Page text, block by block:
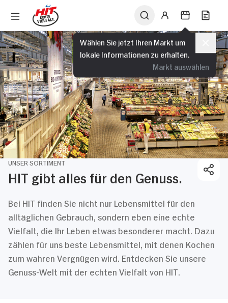
Wählen Sie jetzt Ihren Markt um
lokale Informationen zu erhalten.
Markt auswählen
UNSER SORTIMENT
HIT gibt alles für den Genuss.
Bei HIT finden Sie nicht nur Lebensmittel für den
alltäglichen Gebrauch, sondern eben eine echte
Vielfalt, die Ihr Leben etwas besonderer macht. Dazu
zählen für uns beste Lebensmittel, mit denen Kochen
zum wahren Vergnügen wird. Entdecken Sie unsere
Genuss-Welt mit der echten Vielfalt von HIT.